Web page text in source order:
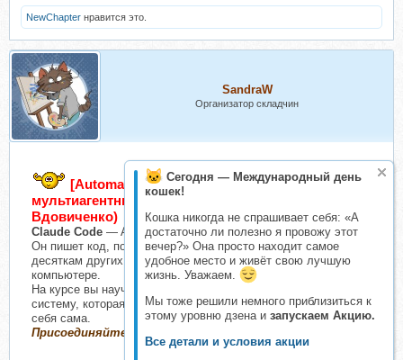
Сегодня — Международный день
кошек!
Кошка никогда не спрашивает себя: «А
достаточно ли полезно я провожу этот
вечер?» Она просто находит самое
удобное место и живёт свою лучшую
жизнь. Уважаем.
Мы тоже решили немного приблизиться к
этому уровню дзена и запускаем Акцию.
Все детали и условия акции
NewChapter нравится это.
SandraW
Организатор складчин
[Automatica] Claude Code Basics:
мультиагентные системы за 8 ступенев (Антон
Вдовиченко)
Claude Code — AI-агент в терминале.
Он пишет код, подключается к GitHub, Slack, Notion и
десяткам других сервисов, работает с файлами на вашем
компьютере.
На курсе вы научитесь собирать из нескольких таких агентов
систему, которая решает задачи параллельно и проверяет
себя сама.
Присоединяйтесь, совсем скоро будет ДОСТУПНО!